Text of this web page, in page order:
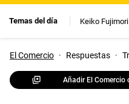
Temas del día Keiko Fujimori
El Comercio · Respuestas ·
Añadir El Comercio